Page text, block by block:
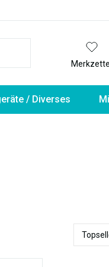
Merkzettel
/ Diverses